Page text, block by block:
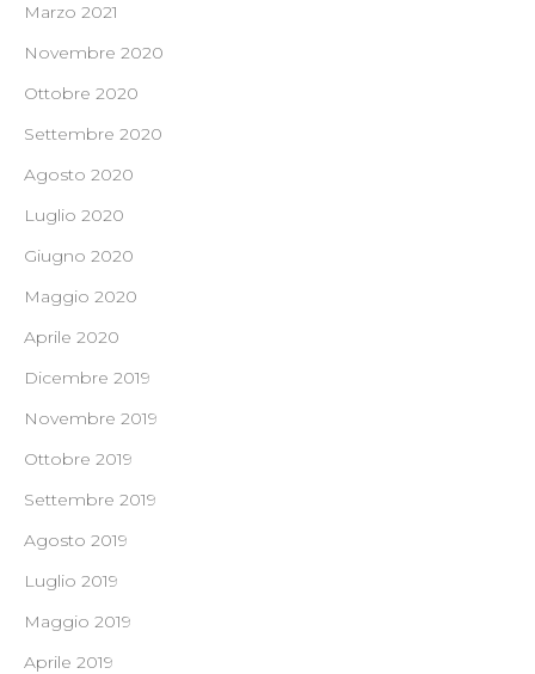
Marzo 2021
Novembre 2020
Ottobre 2020
Settembre 2020
Agosto 2020
Luglio 2020
Giugno 2020
Maggio 2020
Aprile 2020
Dicembre 2019
Novembre 2019
Ottobre 2019
Settembre 2019
Agosto 2019
Luglio 2019
Maggio 2019
Aprile 2019